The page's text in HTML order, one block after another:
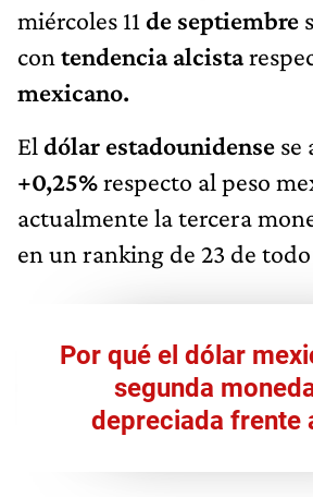
miércoles 11 de septiembre
con tendencia alcista
mexicano.
El dólar estadounidense se
+0,25%respecto al peso
actualmente la tercera
en un ranking de 23 de
Por qué el dólar
segunda
depreciada frente